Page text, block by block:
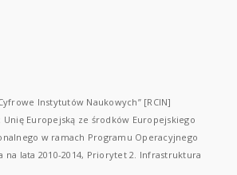
Instytutów Naukowych” [RCIN]
Unię Europejską ze środków Europejskiego
w ramach Programu Operacyjnego
na lata 2010-2014, Priorytet 2. Infrastruktura